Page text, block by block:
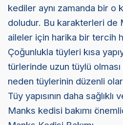
kediler aynı zamanda bir o
doludur. Bu karakterleri de
aileler için harika bir tercih
Çoğunlukla tüyleri kısa
türlerinde uzun tüylü
neden tüylerinin düzenli
Tüy yapısının daha
Manks kedisi bakımı